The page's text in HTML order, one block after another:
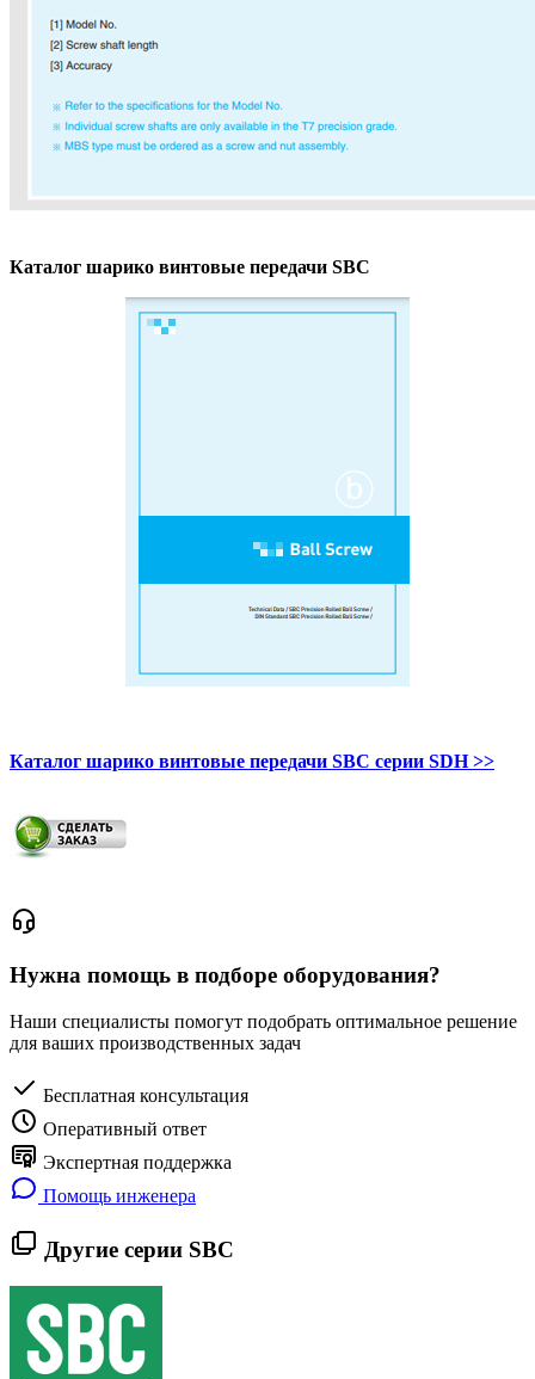
Каталог шарико винтовые передачи SBC
Каталог шарико винтовые передачи SBС серии SDH >>
Нужна помощь в подборе оборудования?
Наши специалисты помогут подобрать оптимальное решение
для ваших производственных задач
Бесплатная консультация
Оперативный ответ
Экспертная поддержка
Помощь инженера
Другие серии SBC